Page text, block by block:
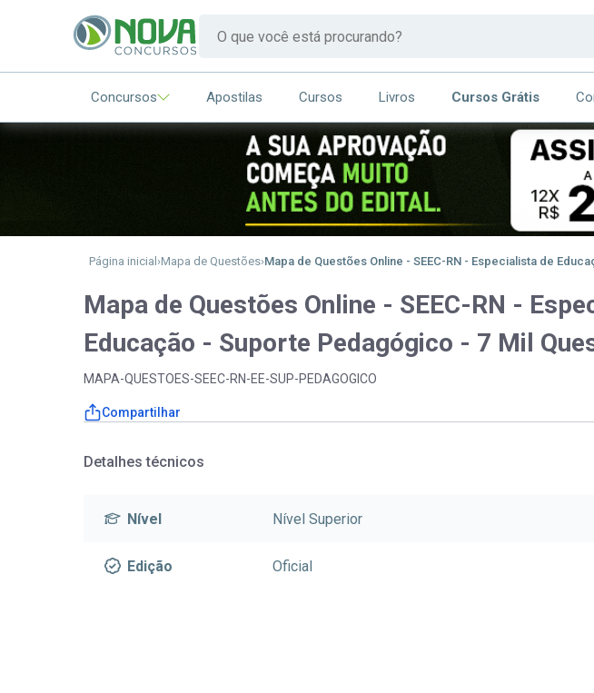
Concursos Apostilas Cursos Livros Cursos Grátis
Página inicial Mapa de Questões Mapa de Questões Online - SEEC-RN - Especialista de
Mapa de Questões Online - SEEC-RN -
Educação - Suporte Pedagógico - 7 Mil
MAPA-QUESTOES-SEEC-RN-EE-SUP-PEDAGOGICO
Compartilhar
Detalhes técnicos
Nível Nível Superior
Edição Oficial